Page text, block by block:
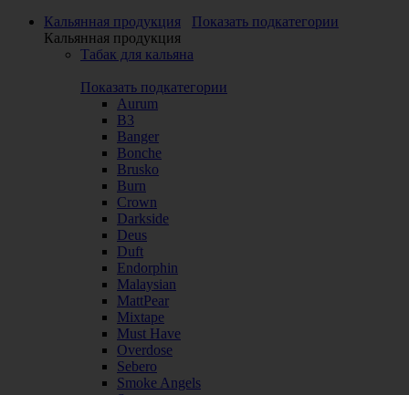
Кальянная продукция
Показать подкатегории
Кальянная продукция
Табак для кальяна
Показать подкатегории
Aurum
B3
Banger
Bonche
Brusko
Burn
Crown
Darkside
Deus
Duft
Endorphin
Malaysian
MattPear
Mixtape
Must Have
Overdose
Sebero
Smoke Angels